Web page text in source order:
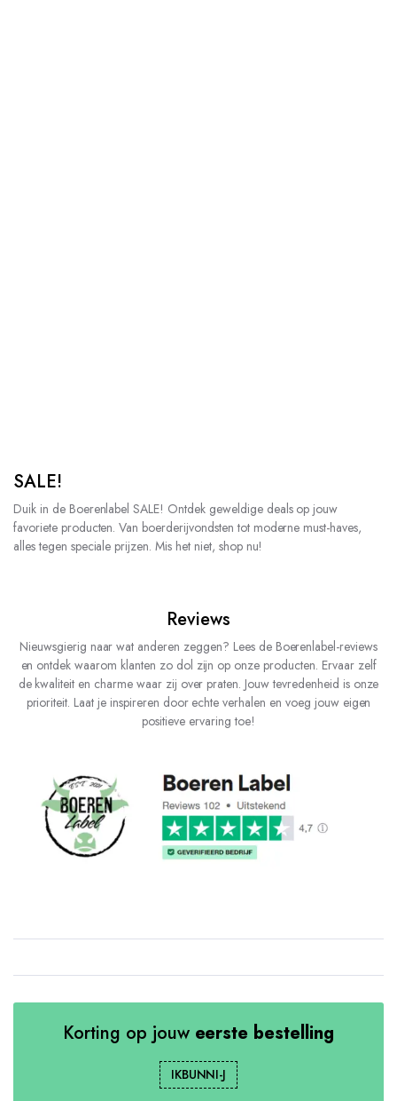
SALE!
Duik in de Boerenlabel SALE! Ontdek geweldige deals op jouw
favoriete producten. Van boerderijvondsten tot moderne must-haves,
alles tegen speciale prijzen. Mis het niet, shop nu!
Reviews
Nieuwsgierig naar wat anderen zeggen? Lees de Boerenlabel-reviews
en ontdek waarom klanten zo dol zijn op onze producten. Ervaar zelf
de kwaliteit en charme waar zij over praten. Jouw tevredenheid is onze
prioriteit. Laat je inspireren door echte verhalen en voeg jouw eigen
positieve ervaring toe!
Korting op jouw eerste bestelling
IKBUNNI-J